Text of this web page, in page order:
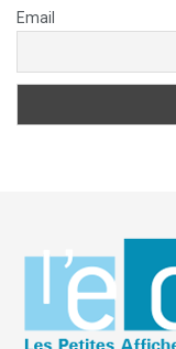
Email